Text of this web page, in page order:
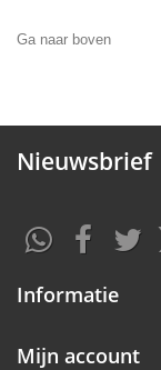
Ga naar boven
Nieuwsbrief
Informatie
Mijn account